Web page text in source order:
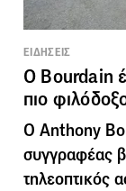
ΕΙΔΗΣΕΙΣ
Ο Bourdain
πιο
Ο Anthony
συγγραφέας
τηλεοπτικός